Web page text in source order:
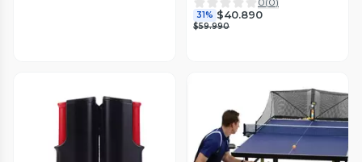
31% $40.890
$59.990